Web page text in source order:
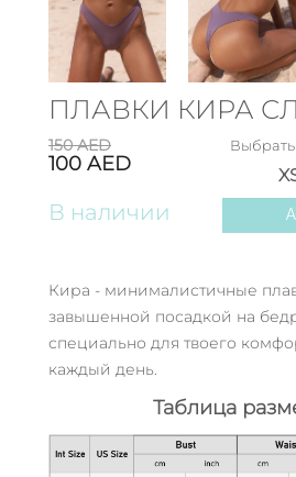
ПЛАВКИ КИРА
150AED
100 AED
В наличии
Кира - минималистичные
завышенной посадкой на
специально для твоего
каждый день.
Таблица